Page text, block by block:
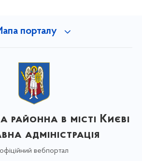
порталу
районна в місті Києві
адміністрація
офіційний вебпортал